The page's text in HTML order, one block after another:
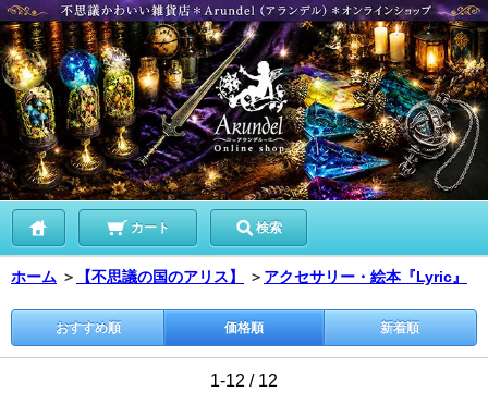
カート 検索
ホーム ＞ 【不思議の国のアリス】 ＞ アクセサリー・絵本『Lyric』
おすすめ順 価格順 新着順
1-12 / 12